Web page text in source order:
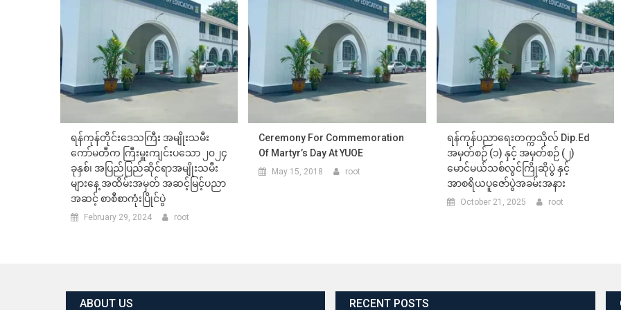
ရန်ကုန်တိုင်းဒေသကြီး အမျိုးသမီး
ကော်မတီက ကြီးမှူးကျင်းပသော ၂၀၂၄
ခုနှစ်၊ အပြည်ပြည်ဆိုင်ရာအမျိုးသမီး
များနေ့ အထိမ်းအမှတ် အဆင့်မြင့်ပညာ
အဆင့် စာစီစာကုံးပြိုင်ပွဲ
February 29, 2024 root
Ceremony For Commemoration
Of Martyr’s Day At YUOE
May 15, 2018 root
ရန်ကုန်ပညာရေးတက္ကသိုလ် Dip.Ed
အမှတ်စဉ် (၁) နှင့် အမှတ်စဉ် (၂)
မောင်မယ်သစ်လွင်ကြိုဆိုပွဲ နှင့်
အာစရိယပူဇော်ပွဲအခမ်းအနား
October 21, 2025 root
ABOUT US RECENT POSTS